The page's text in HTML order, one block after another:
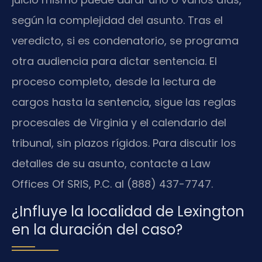
según la complejidad del asunto. Tras el
veredicto, si es condenatorio, se programa
otra audiencia para dictar sentencia. El
proceso completo, desde la lectura de
cargos hasta la sentencia, sigue las reglas
procesales de Virginia y el calendario del
tribunal, sin plazos rígidos. Para discutir los
detalles de su asunto, contacte a Law
Offices Of SRIS, P.C. al (888) 437-7747.
¿Influye la localidad de Lexington
en la duración del caso?